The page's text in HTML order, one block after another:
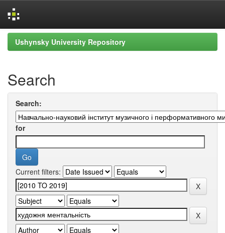
Skip
navigation
Ushynsky University Repository
Search
Search:
for
Current filters: